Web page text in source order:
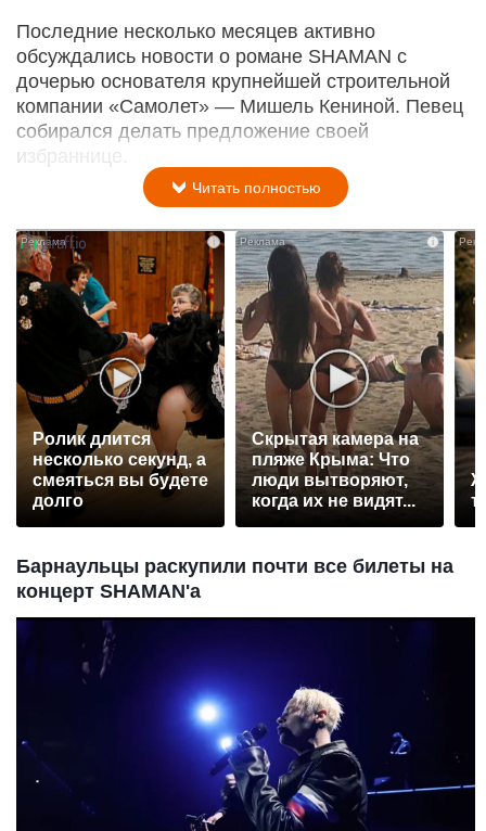
Последние несколько месяцев активно
обсуждались новости о романе SHAMAN с
дочерью основателя крупнейшей строительной
компании «Самолет» — Мишель Кениной. Певец
собирался делать предложение своей
избраннице.
Читать полностью
Ролик длится
несколько секунд, а
смеяться вы будете
долго
i
Скрытая камера на
пляже Крыма: Что
люди вытворяют,
когда их не видят...
Барнаульцы раскупили почти все билеты на
концерт SHAMAN'a